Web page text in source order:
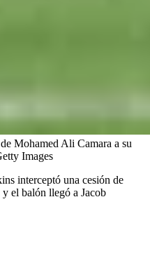
Mohamed Ali Camara a su
Images
interceptó una cesión de
el balón llegó a Jacob